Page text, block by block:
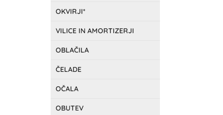
OKVIRJI*
VILICE IN AMORTIZERJI
OBLAČILA
ČELADE
OČALA
OBUTEV